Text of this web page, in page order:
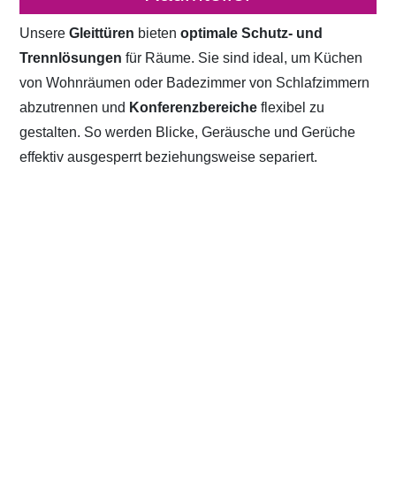
UnsereGleittüren bietenoptimale Schutz- und
Trennlösungen für Räume. Sie sind ideal, um Küchen
von Wohnräumen oder Badezimmer von Schlafzimmern
abzutrennen und Konferenzbereicheflexibel zu
gestalten. So werden Blicke, Geräusche und Gerüche
effektiv ausgesperrt beziehungsweise separiert.